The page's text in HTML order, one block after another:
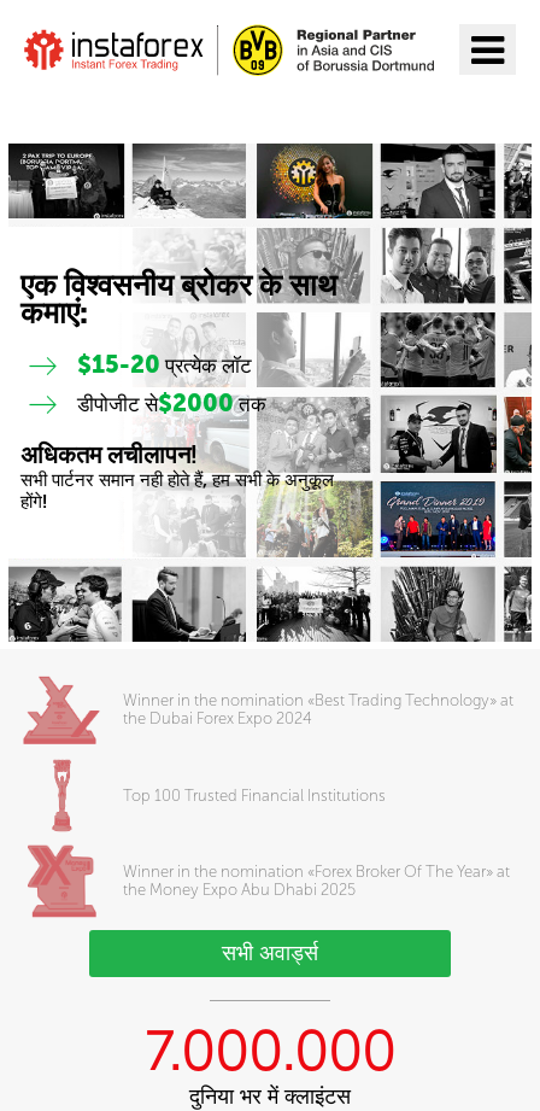
एक विश्वसनीय ब्रोकर के साथ
कमाएं:
$15-20 प्रत्येक लॉट
डीपोजीट से$2000तक
अधिकतम लचीलापन!
सभी पार्टनर समान नही होते हैं, हम सभी के अनुकूल
होंगे!
Winner in the nomination «Best Trading Technology» at
the Dubai Forex Expo 2024
Top 100 Trusted Financial Institutions
Winner in the nomination «Forex Broker Of The Year» at
the Money Expo Abu Dhabi 2025
सभी अवार्ड्स
7.000.000
दुनिया भर में क्लाइंटस